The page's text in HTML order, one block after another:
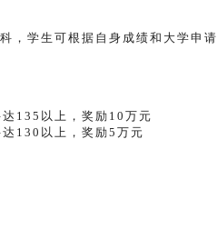
，学生可根据自身成绩和大学申请
135以上，奖励10万元
130以上，奖励5万元